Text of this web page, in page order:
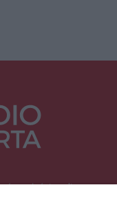
rozgłośnię radiową